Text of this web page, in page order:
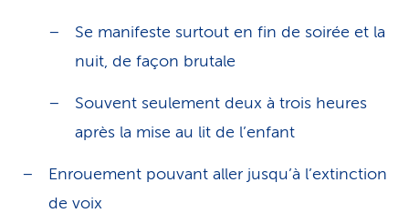
Se manifeste surtout en fin de soirée et la
nuit, de façon brutale
Souvent seulement deux à trois heures
après la mise au lit de l’enfant
Enrouement pouvant aller jusqu’à l’extinction
de voix